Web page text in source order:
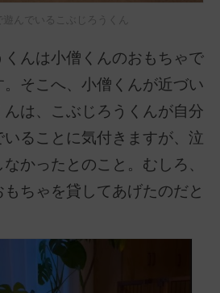
遊んでいるこぶじろうくん
んは小僧くんのおもちゃで
そこへ、小僧くんが近づい
は、こぶじろうくんが自分
ることに気付きますが、泣
かったとのこと。むしろ、
ちゃを貸してあげたのだと